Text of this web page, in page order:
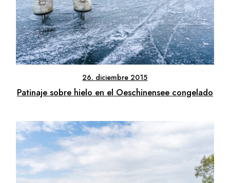
26. diciembre 2015
Patinaje sobre hielo en el Oeschinensee congelado